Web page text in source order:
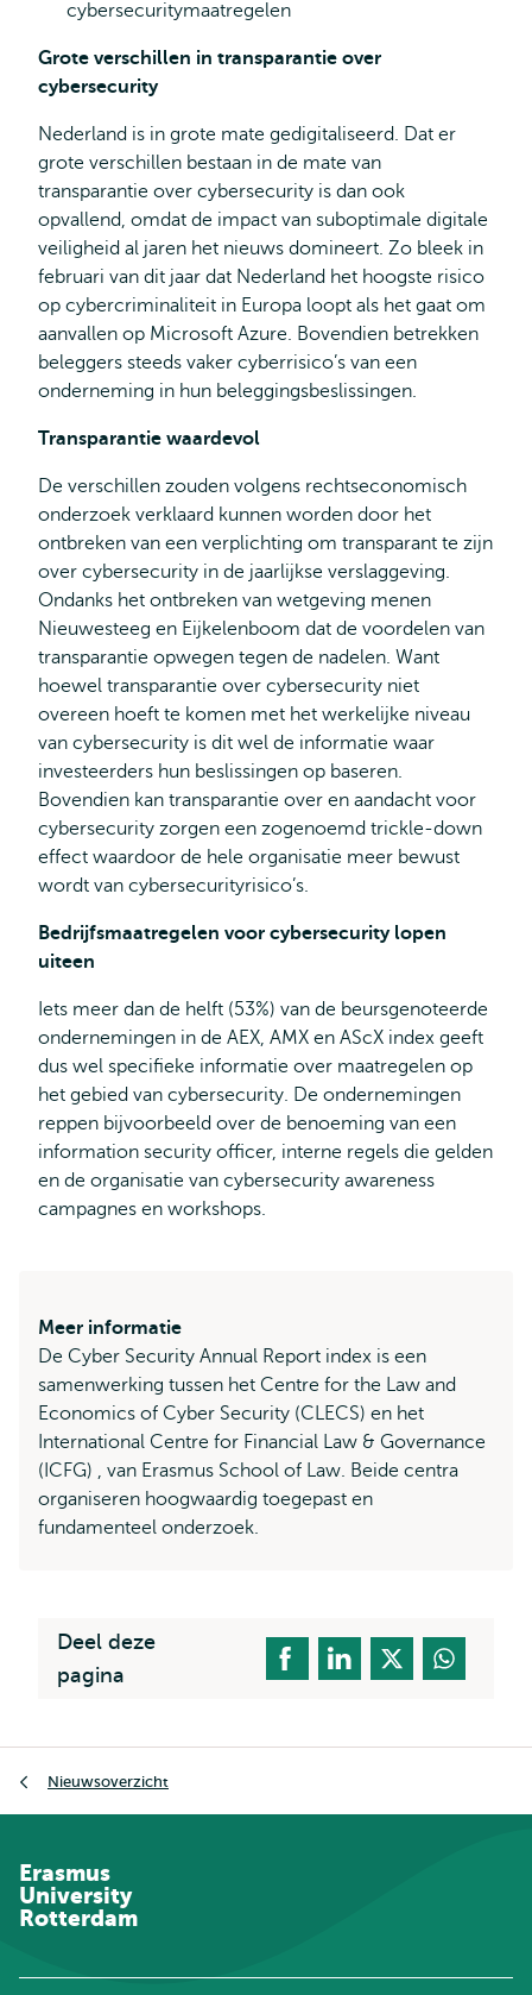
cybersecuritymaatregelen
Grote verschillen in transparantie over
cybersecurity
Nederland is in grote mate gedigitaliseerd. Dat er
grote verschillen bestaan in de mate van
transparantie over cybersecurity is dan ook
opvallend, omdat de impact van suboptimale digitale
veiligheid al jaren het nieuws domineert. Zo bleek in
februari van dit jaar dat Nederland het hoogste risico
op cybercriminaliteit in Europa loopt als het gaat om
aanvallen op Microsoft Azure. Bovendien betrekken
beleggers steeds vaker cyberrisico’s van een
onderneming in hun beleggingsbeslissingen.
Transparantie waardevol
De verschillen zouden volgens rechtseconomisch
onderzoek verklaard kunnen worden door het
ontbreken van een verplichting om transparant te zijn
over cybersecurity in de jaarlijkse verslaggeving.
Ondanks het ontbreken van wetgeving menen
Nieuwesteeg en Eijkelenboom dat de voordelen van
transparantie opwegen tegen de nadelen. Want
hoewel transparantie over cybersecurity niet
overeen hoeft te komen met het werkelijke niveau
van cybersecurity is dit wel de informatie waar
investeerders hun beslissingen op baseren.
Bovendien kan transparantie over en aandacht voor
cybersecurity zorgen een zogenoemd trickle-down
effect waardoor de hele organisatie meer bewust
wordt van cybersecurityrisico’s.
Bedrijfsmaatregelen voor cybersecurity lopen
uiteen
Iets meer dan de helft (53%) van de beursgenoteerde
ondernemingen in de AEX, AMX en AScX index geeft
dus wel specifieke informatie over maatregelen op
het gebied van cybersecurity. De ondernemingen
reppen bijvoorbeeld over de benoeming van een
information security officer, interne regels die gelden
en de organisatie van cybersecurity awareness
campagnes en workshops.
Meer informatie
De Cyber Security Annual Report index is een
samenwerking tussen het Centre for the Law and
Economics of Cyber Security (CLECS) en het
International Centre for Financial Law & Governance
(ICFG) , van Erasmus School of Law. Beide centra
organiseren hoogwaardig toegepast en
fundamenteel onderzoek.
Deel deze
pagina
Nieuwsoverzicht
Erasmus
University
Rotterdam